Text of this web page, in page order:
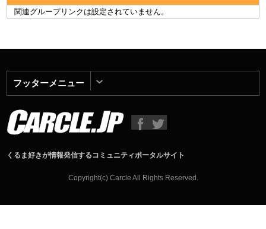
関連グループリンクは設定されていません。
フッターメニュー
くるま好きが情報発信するコミュニティポータルサイト
Copyright(c) Carcle All Rights Reserved.